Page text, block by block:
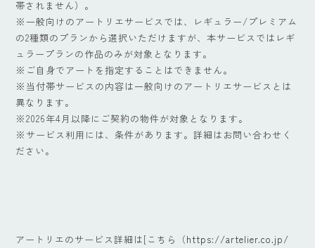
帯されません）。
※一般向けのアートリエサービスでは、レギュラー/プレミアム
の2種類のプランから選択いただけますが、本サービスではレギ
ュラープランの作品のみが対象となります。
※ご自身でアートを指定することはできません。
※当付帯サービスの内容は一般向けのアートリエサービスとは
異なります。
※2026年4月以降にご契約の物件が対象となります。
※サービス利用には、条件があります。詳細はお問い合わせく
ださい。
アートリエのサービス詳細は[こちら（https://artelier.co.jp/